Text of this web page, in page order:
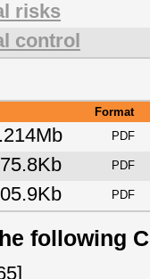
risks
control
Format
PDF
PDF
PDF
following